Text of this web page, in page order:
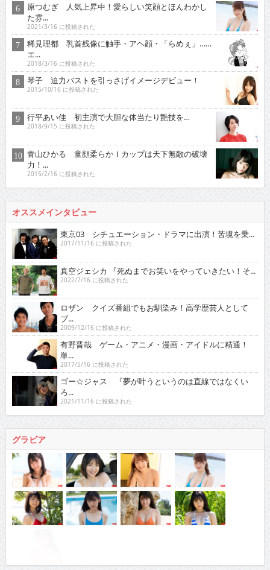
原つむぎ 人気上昇中！愛らしい笑顔とほんわかし
た雰...
2021/3/16 に投稿された
稀見理都 乳首残像に触手・アヘ顔・「らめぇ」……
エ...
2018/3/16 に投稿された
琴子 迫力バストを引っさげイメージデビュー！
2015/10/16 に投稿された
行平あい佳 初主演で大胆な体当たり艶技を…
2018/9/15 に投稿された
青山ひかる 童顔柔らかＩカップは天下無敵の破壊
力！...
2015/2/16 に投稿された
オススメインタビュー
東京03 シチュエーション・ドラマに出演！苦境を乗...
2017/11/16 に投稿された
真空ジェシカ 『死ぬまでお笑いをやっていきたい！そ...
2022/7/16 に投稿された
ロザン クイズ番組でもお馴染み！高学歴芸人として
ブ...
2009/12/16 に投稿された
有野晋哉 ゲーム・アニメ・漫画・アイドルに精通！
単...
2017/5/16 に投稿された
ゴー☆ジャス 『夢が叶うというのは直線ではなくい
ろ...
2021/11/16 に投稿された
グラビア